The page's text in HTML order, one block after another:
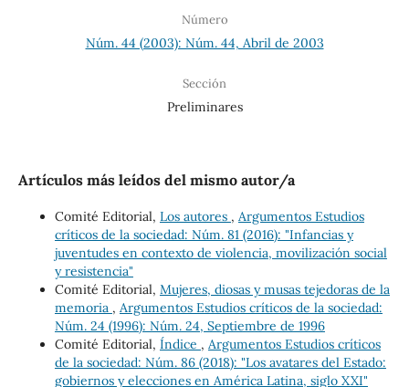
Número
Núm. 44 (2003): Núm. 44, Abril de 2003
Sección
Preliminares
Artículos más leídos del mismo autor/a
Comité Editorial, Los autores , Argumentos Estudios
críticos de la sociedad: Núm. 81 (2016): "Infancias y
juventudes en contexto de violencia, movilización social
y resistencia"
Comité Editorial, Mujeres, diosas y musas tejedoras de la
memoria , Argumentos Estudios críticos de la sociedad:
Núm. 24 (1996): Núm. 24, Septiembre de 1996
Comité Editorial, Índice , Argumentos Estudios críticos
de la sociedad: Núm. 86 (2018): "Los avatares del Estado:
gobiernos y elecciones en América Latina, siglo XXI"